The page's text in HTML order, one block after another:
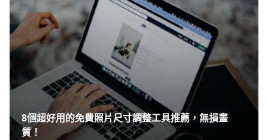
8個超好用的免費照片尺寸調整工具推薦，無損畫
質！